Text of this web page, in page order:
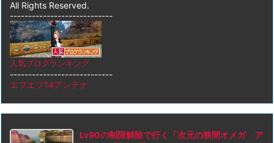
All Rights Reserved.
----------------------------
人気ブログランキング
----------------------------
エフエフ14アンテナ
Lv90の制限解除で行く「次元の狭間オメガ ア